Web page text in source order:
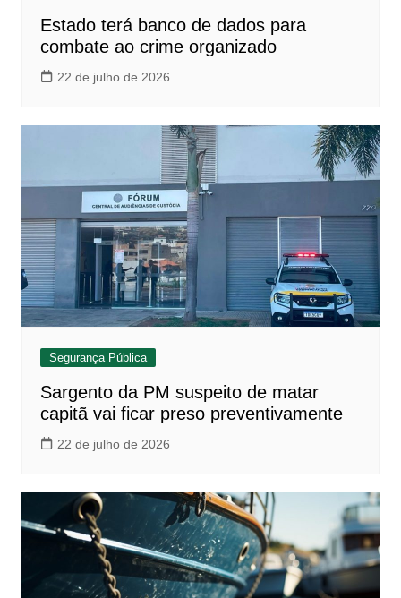
Estado terá banco de dados para
combate ao crime organizado
22 de julho de 2026
Segurança Pública
Sargento da PM suspeito de matar
capitã vai ficar preso preventivamente
22 de julho de 2026